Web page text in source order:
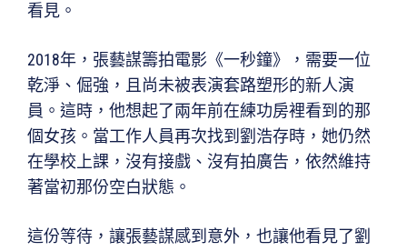
看見。
2018年，張藝謀籌拍電影《一秒鐘》，需要一位
乾淨、倔強，且尚未被表演套路塑形的新人演
員。這時，他想起了兩年前在練功房裡看到的那
個女孩。當工作人員再次找到劉浩存時，她仍然
在學校上課，沒有接戲、沒有拍廣告，依然維持
著當初那份空白狀態。
這份等待，讓張藝謀感到意外，也讓他看見了劉